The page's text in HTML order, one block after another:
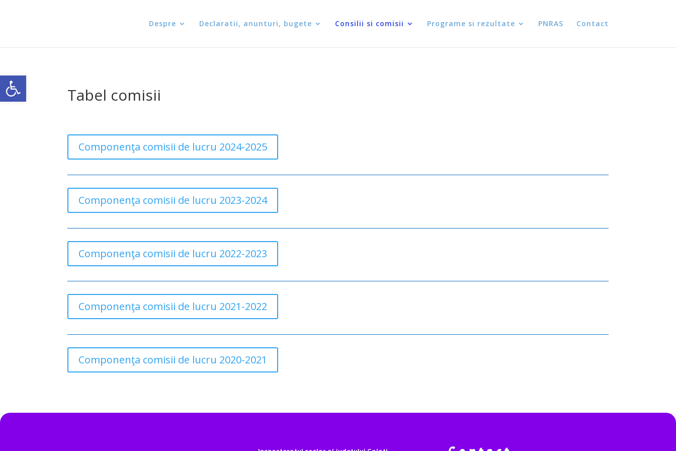
Open toolbar
Despre Declaratii, anunturi, bugete Consilii si comisii Programe si rezultate PNRAS Contact
Tabel comisii
Componenţa comisii de lucru 2024-2025
Componenţa comisii de lucru 2023-2024
Componenţa comisii de lucru 2022-2023
Componenţa comisii de lucru 2021-2022
Componenţa comisii de lucru 2020-2021